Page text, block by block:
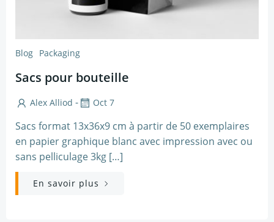
Blog Packaging
Sacs pour bouteille
Alex Alliod - Oct 7
Sacs format 13x36x9 cm à partir de 50 exemplaires
en papier graphique blanc avec impression avec ou
sans pelliculage 3kg […]
En savoir plus